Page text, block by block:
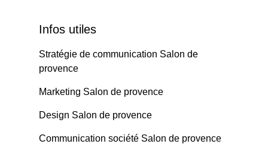
Infos utiles
Stratégie de communication Salon de
provence
Marketing Salon de provence
Design Salon de provence
Communication société Salon de provence